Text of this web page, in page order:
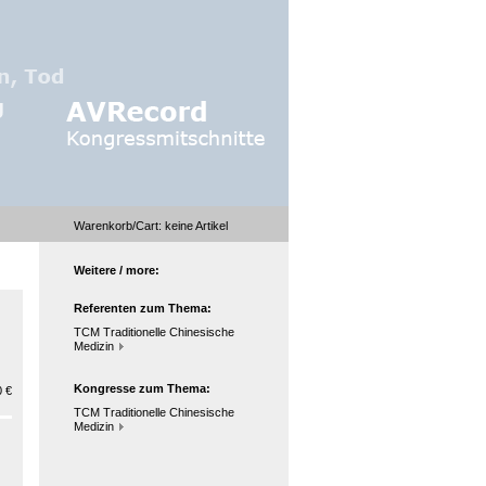
Warenkorb/Cart: keineArtikel
€
Weitere / more:
Referenten zum Thema:
TCM Traditionelle Chinesische
Medizin
Kongresse zum Thema:
TCM Traditionelle Chinesische
Medizin